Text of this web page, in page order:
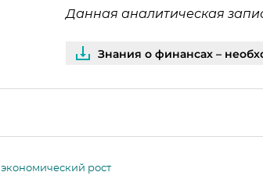
Данная аналитическая
Знания о финансах –
экономический рост